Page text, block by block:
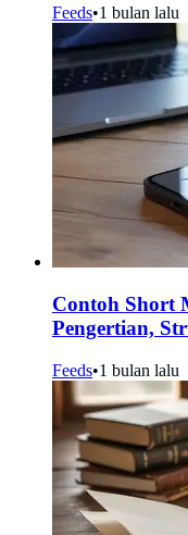
Feeds•1 bulan lalu
Contoh Short
Pengertian,
Feeds•1 bulan lalu